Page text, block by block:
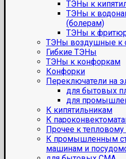
ТЭНы к
ТЭНы к
(болерам)
ТЭНы к
ТЭНы воздушные к
Гибкие ТЭНы
ТЭНы к конфоркам
Конфорки
Переключатели на
для бытовых
для
К кипятильникам
К
Прочее к
К промышленным
машинам и